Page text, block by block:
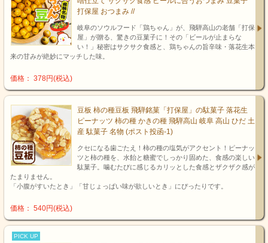
打保屋 おつまみ //
岐阜のソウルフード「鶏ちゃん」が、飛騨高山の老舗「打保
屋」が贈る、驚きの豆菓子に！その「ビールが止まらな
い！」秘密はサクサク食感と、鶏ちゃんの旨辛味・落花生本
来の甘みが絶妙にマッチした味。
価格： 378円(税込)
豆板 柿の種豆板 飛騨銘菓「打保屋」の駄菓子 落花生
ピーナッツ 柿の種 かきの種 飛騨高山 岐阜 高山 ひだ 土
産 駄菓子 名物 (ポスト投函-1)
クセになる歯ごたえ！柿の種の塩気がアクセント！ピーナッ
ツと柿の種を、水飴と糖蜜でしっかり固めた、食感の楽しい
駄菓子。噛むたびに感じるカリッとした食感とザクザク感が
たまりません。
「小腹がすいたとき」「甘じょっぱい味が欲しいとき」にぴったりです。
価格： 540円(税込)
PICK UP